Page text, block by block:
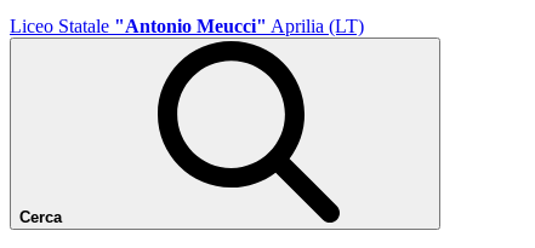
Liceo Statale "Antonio Meucci" Aprilia (LT)
Cerca